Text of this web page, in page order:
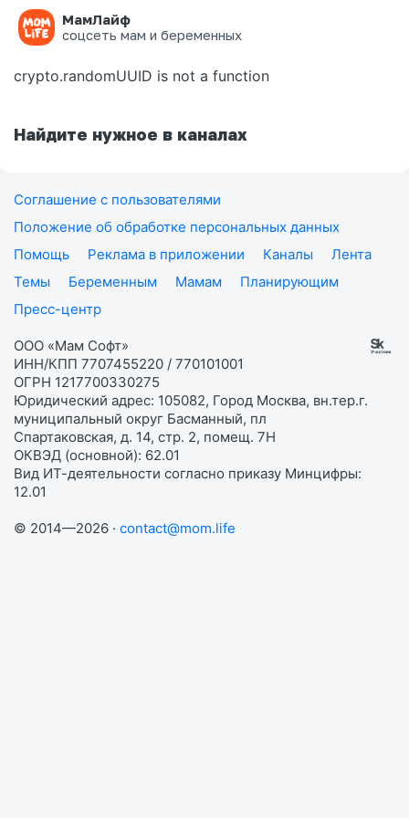
МамЛайф
соцсеть мам и беременных
Ошибка на странице
crypto.randomUUID is not a function
Найдите нужное в каналах
Соглашение с пользователями
Положение об обработке персональных данных
Помощь
Реклама в приложении Каналы
Лента
Темы
Беременным Мамам
Планирующим
Пресс-центр
ООО «Мам Софт»
ИНН/КПП 7707455220 / 770101001
ОГРН 1217700330275
Юридический адрес: 105082, Город Москва, вн.тер.г.
муниципальный округ Басманный, пл
Спартаковская, д. 14, стр. 2, помещ. 7Н
ОКВЭД (основной): 62.01
Вид ИТ-деятельности согласно приказу Минцифры:
12.01
© 2014—2026 · contact@mom.life